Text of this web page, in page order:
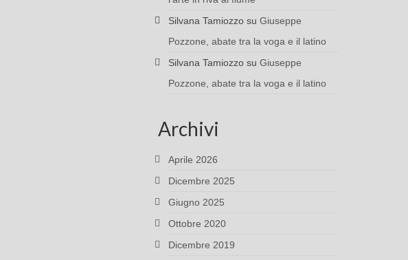
Silvana Tamiozzosu Giuseppe
Pozzone, abate tra la voga e il latino
Silvana Tamiozzosu Giuseppe
Pozzone, abate tra la voga e il latino
Archivi
Aprile 2026
Dicembre 2025
Giugno 2025
Ottobre 2020
Dicembre 2019